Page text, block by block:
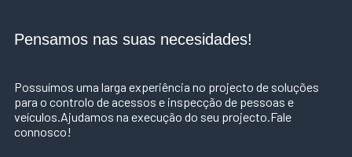
Pensamos nas suas necesidades!
Possuímos uma larga experiência no projecto de soluções
para o controlo de acessos e inspecção de pessoas e
veículos.Ajudamos na execução do seu projecto.Fale
connosco!